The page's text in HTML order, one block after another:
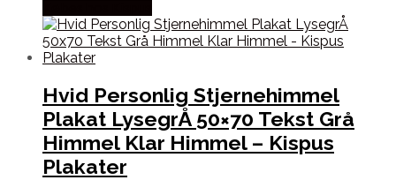
Hvid Personlig Stjernehimmel
Plakat LysegrÅ 50×70 Tekst Grå
Himmel Klar Himmel – Kispus
Plakater